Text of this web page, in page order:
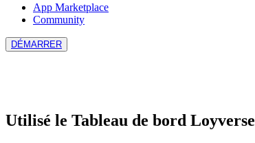
App Marketplace
Community
DÉMARRER
Utilisé le Tableau de bord Loyverse